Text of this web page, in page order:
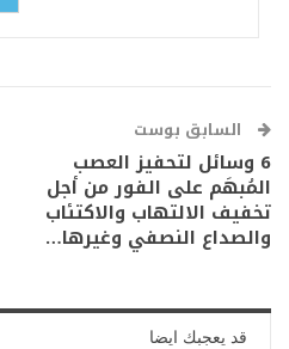
السابق بوست
6 وسائل لتحفيز العصب
المُبهَم على الفور من أجل
تخفيف الالتهاب والاكتئاب
والصداع النصفي وغيرها…
قد يعجبك ايضا